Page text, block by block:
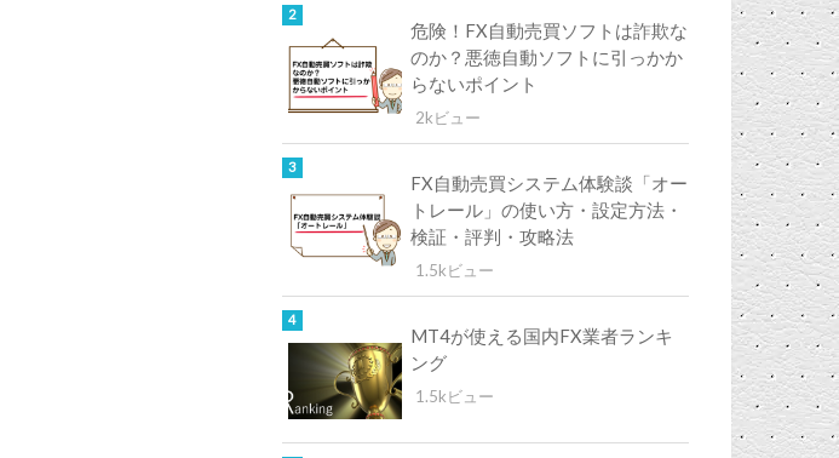
危険！FX自動売買ソフトは詐欺な
のか？悪徳自動ソフトに引っかか
らないポイント
2kビュー
FX自動売買システム体験談「オー
トレール」の使い方・設定方法・
検証・評判・攻略法
1.5kビュー
MT4が使える国内FX業者ランキ
ング
1.5kビュー